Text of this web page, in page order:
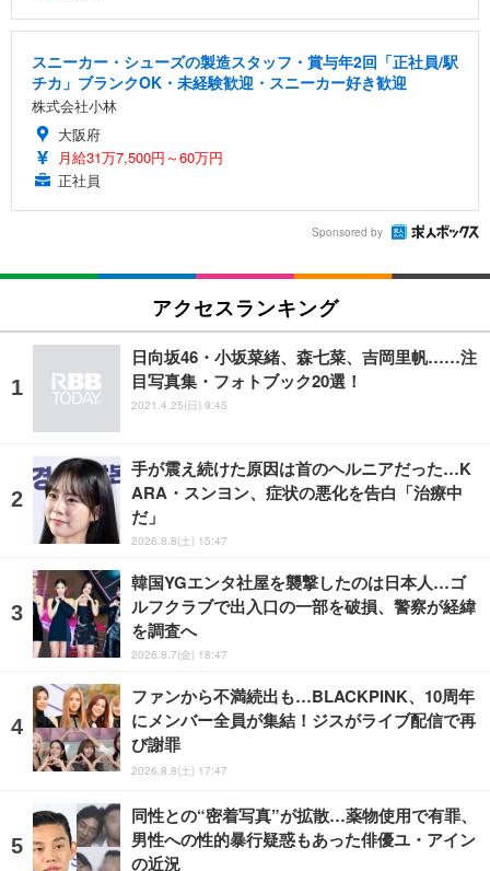
スニーカー・シューズの製造スタッフ・賞与年2回「正社員/駅
チカ」ブランクOK・未経験歓迎・スニーカー好き歓迎
株式会社小林
大阪府
月給31万7,500円～60万円
正社員
Sponsored by
アクセスランキング
日向坂46・小坂菜緒、森七菜、吉岡里帆……注
目写真集・フォトブック20選！
2021.4.25(日) 9:45
手が震え続けた原因は首のヘルニアだった…K
ARA・スンヨン、症状の悪化を告白「治療中
だ」
2026.8.8(土) 15:47
韓国YGエンタ社屋を襲撃したのは日本人…ゴ
ルフクラブで出入口の一部を破損、警察が経緯
を調査へ
2026.8.7(金) 18:47
ファンから不満続出も…BLACKPINK、10周年
にメンバー全員が集結！ジスがライブ配信で再
び謝罪
2026.8.8(土) 17:47
同性との“密着写真”が拡散…薬物使用で有罪、
男性への性的暴行疑惑もあった俳優ユ・アイン
の近況